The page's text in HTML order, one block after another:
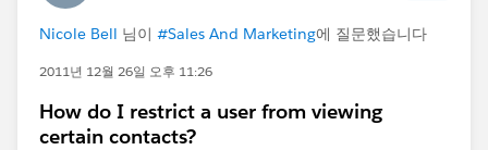
Nicole Bell 님이 #Sales And Marketing에 질문했습니다
2011년 12월 26일 오후 11:26
How do I restrict a user from viewing
certain contacts?